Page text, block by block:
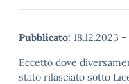
Pubblicato: 18.12.2023 -
Eccetto dove
stato rilasciato sotto